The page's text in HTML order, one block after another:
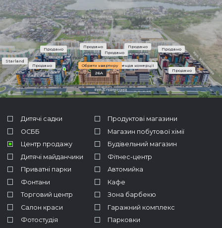
Продано
Продано Продано
Продано
Продано
Продано
Продано
Starland
Оренда комерції
26A
Обрати квартиру
Дитячі садки
ОСББ
Центр продажу
Дитячі майданчики
Приватні парки
Фонтани
Торговий центр
Салон краси
Фотостудія
Продуктові магазини
Магазин побутової хімії
Будівельний магазин
Фітнес-центр
Автомийка
Кафе
Зона барбекю
Гаражний комплекс
Парковки